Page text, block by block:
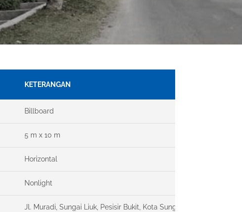
KETERANGAN
Billboard
5 m x 10 m
Horizontal
Nonlight
Jl. Muradi, Sungai Liuk, Pesisir Bukit, Kota Sungai Penuh, Prov. Jambi